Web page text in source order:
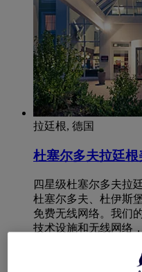
拉廷根, 德国
杜塞尔多夫拉廷
四星级杜塞尔多夫拉
杜塞尔多夫、杜伊斯
免费无线网络。我们
技术设施和无线网络
客房配备空调。自驾
店。酒店距离杜塞尔